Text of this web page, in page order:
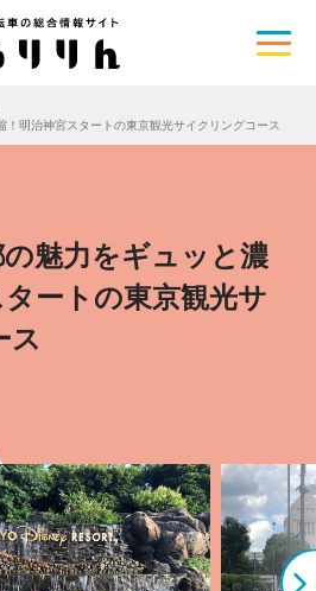
！明治神宮スタートの東京観光サイクリングコース
の魅力をギュッと濃
ートの東京観光サ
ス